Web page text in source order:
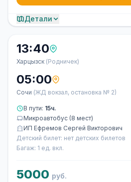
Детали
13:40
Харцызск (Родничек)
05:00
Сочи (ЖД вокзал, остановка № 2)
В пути: 15ч.
Микроавтобус (8 мест)
ИП Ефремов Сергей Викторович
Детский билет: нет детских билетов
Багаж: 1 ед. вкл.
5000 руб.